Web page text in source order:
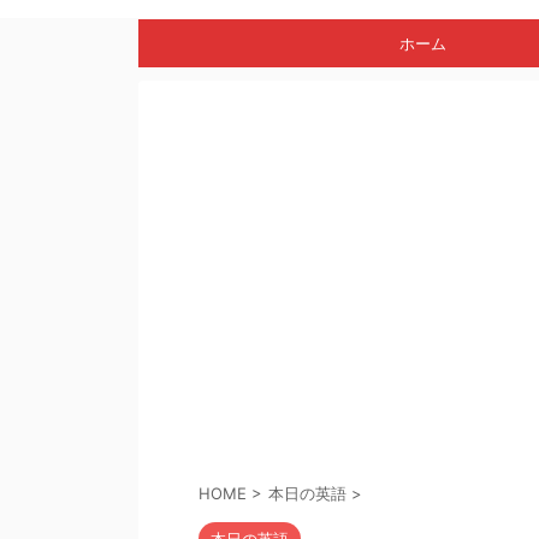
ホーム
HOME > 本日の英語 >